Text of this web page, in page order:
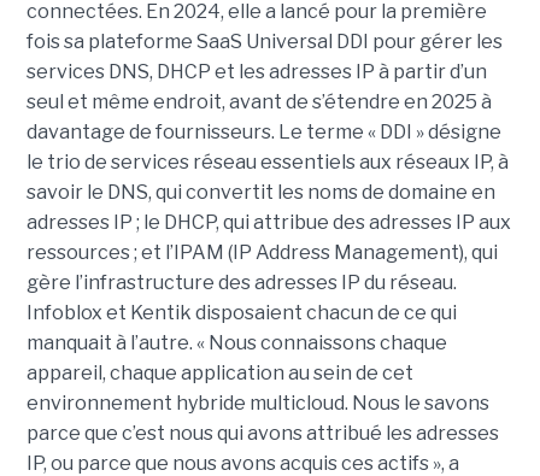
connectées. En 2024, elle a lancé pour la première
fois sa plateforme SaaS Universal DDI pour gérer les
services DNS, DHCP et les adresses IP à partir d’un
seul et même endroit, avant de s’étendre en 2025 à
davantage de fournisseurs. Le terme « DDI » désigne
le trio de services réseau essentiels aux réseaux IP, à
savoir le DNS, qui convertit les noms de domaine en
adresses IP ; le DHCP, qui attribue des adresses IP aux
ressources ; et l’IPAM (IP Address Management), qui
gère l’infrastructure des adresses IP du réseau.
Infoblox et Kentik disposaient chacun de ce qui
manquait à l’autre. « Nous connaissons chaque
appareil, chaque application au sein de cet
environnement hybride multicloud. Nous le savons
parce que c’est nous qui avons attribué les adresses
IP, ou parce que nous avons acquis ces actifs », a